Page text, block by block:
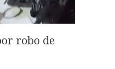
robo de